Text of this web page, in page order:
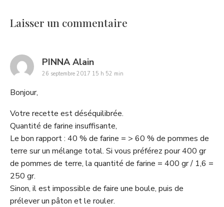
Laisser un commentaire
PINNA Alainsays:
26 septembre 2017 15 h 52 min
Bonjour,
Votre recette est déséquilibrée.
Quantité de farine insuffisante,
Le bon rapport : 40 % de farine = > 60 % de pommes de
terre sur un mélange total. Si vous préférez pour 400 gr
de pommes de terre, la quantité de farine = 400 gr / 1,6 =
250 gr.
Sinon, il est impossible de faire une boule, puis de
prélever un pâton et le rouler.